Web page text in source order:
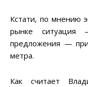
Кстати, по мнению
рынке
предложения —
метра.
Как считает